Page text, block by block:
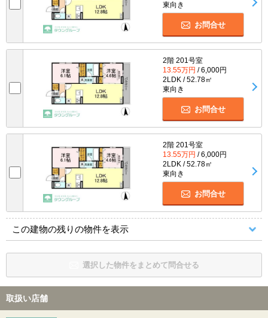
東向き
お問合せ
2階 201号室
13.55万円 / 6,000円
2LDK / 52.78㎡
東向き
お問合せ
2階 201号室
13.55万円 / 6,000円
2LDK / 52.78㎡
東向き
お問合せ
この建物の残りの物件を表示
選択した物件をまとめて問合せる
取扱い店舗